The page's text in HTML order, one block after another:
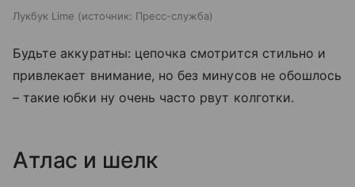
Лукбук Lime источник: Пресс-служба
Будьте аккуратны: цепочка смотрится стильно и
привлекает внимание, но без минусов не обошлось
– такие юбки ну очень часто рвут колготки.
Атлас и шелк